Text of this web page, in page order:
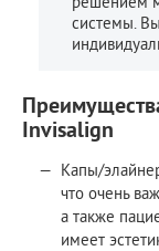
системы.
Invisalign
Капы/
что очень
а также
имеет